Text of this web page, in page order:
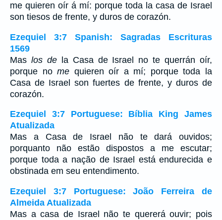
me quieren oír á mí: porque toda la casa de Israel
son tiesos de frente, y duros de corazón.
Ezequiel 3:7 Spanish: Sagradas Escrituras
1569
Mas los dela Casa de Israel no te querrán oír,
porque nome quieren oír a mí; porque toda la
Casa de Israel son fuertes de frente, y duros de
corazón.
Ezequiel 3:7 Portuguese: Bíblia King James
Atualizada
Mas a Casa de Israel não te dará ouvidos;
porquanto não estão dispostos a me escutar;
porque toda a nação de Israel está endurecida e
obstinada em seu entendimento.
Ezequiel 3:7 Portuguese: João Ferreira de
Almeida Atualizada
Mas a casa de Israel não te quererá ouvir; pois